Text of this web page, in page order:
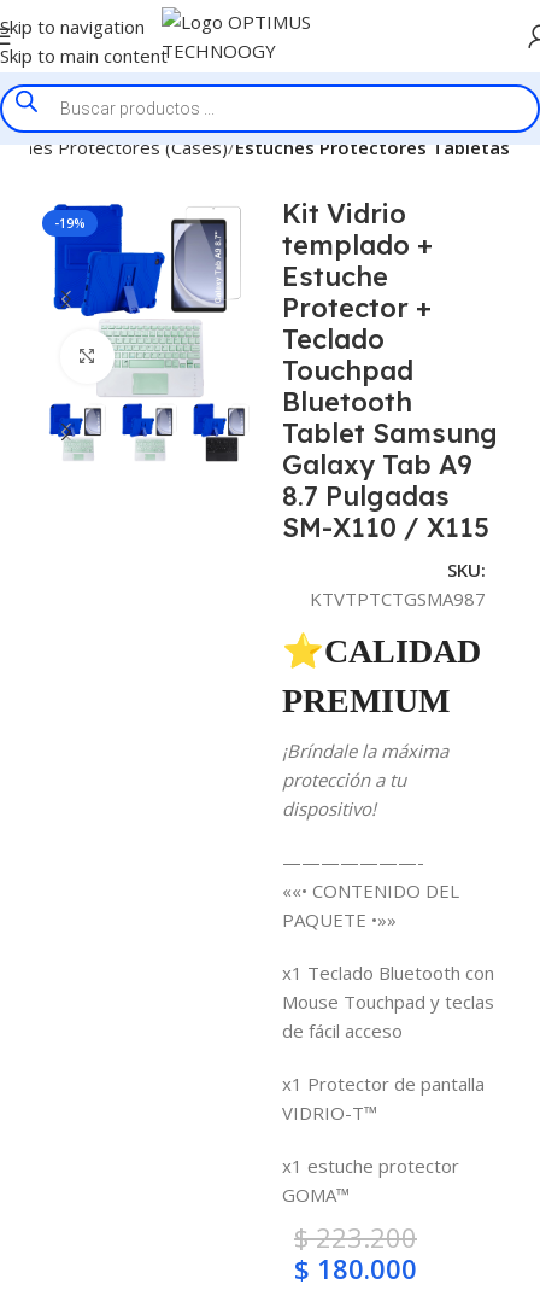
Skip to navigation
Skip to main content
Protectores (Cases) Estuches Protectores Tabletas
-19%
Click to enlarge
Kit Vidrio
templado +
Estuche
Protector +
Teclado
Touchpad
Bluetooth
Tablet Samsung
Galaxy Tab A9
8.7 Pulgadas
SM-X110 / X115
SKU:
KTVTPTCTGSMA987
⭐CALIDAD
PREMIUM
¡Bríndale la máxima
protección a tu
dispositivo!
———————-
««• CONTENIDO DEL
PAQUETE •»»
x1 Teclado Bluetooth con
Mouse Touchpad y teclas
de fácil acceso
x1 Protector de pantalla
VIDRIO-T™
x1 estuche protector
GOMA™
$223.200
$ 180.000